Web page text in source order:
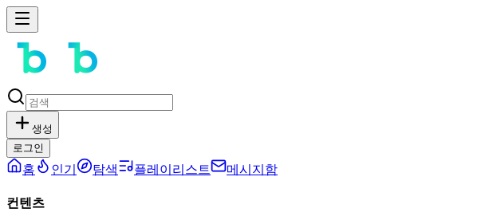
생성
로그인
홈 인기 탐색 플레이리스트 메시지함
컨텐츠